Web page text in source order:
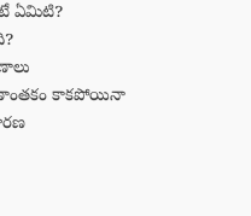
ఏమిటి?
కాకపోయినా